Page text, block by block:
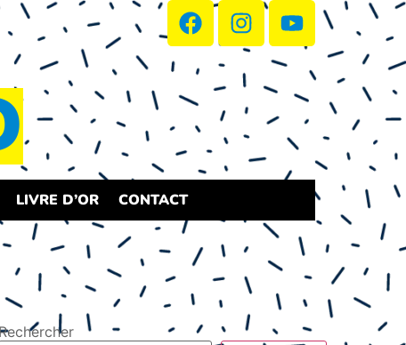
LIVRE D’OR CONTACT